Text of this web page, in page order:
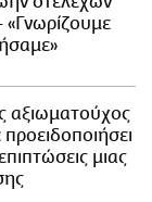
αξιωματούχος
μιας